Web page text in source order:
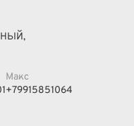
Макс
+79915851064